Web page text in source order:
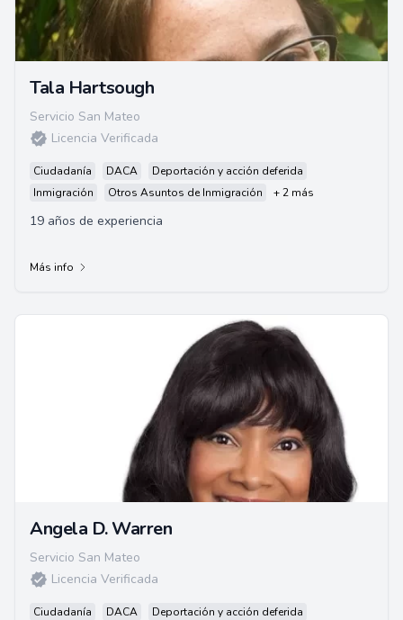
Tala Hartsough
Servicio San Mateo
Licencia Verificada
Ciudadanía DACA
Deportación y acción deferida
Inmigración
Otros Asuntos de Inmigración + 2 más
19 años de experiencia
Más info
Angela D. Warren
Servicio San Mateo
Licencia Verificada
Ciudadanía DACA
Deportación y acción deferida